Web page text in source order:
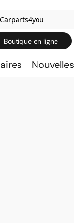
Boutique en ligne
Nouvelles